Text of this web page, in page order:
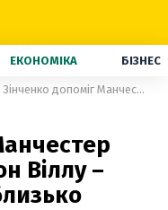
ЕКОНОМІКА БІЗНЕС
Зінченко допоміг Манчестер Сіті перемогти Астон Віллу – чемпіонство вже близько
Віллу –